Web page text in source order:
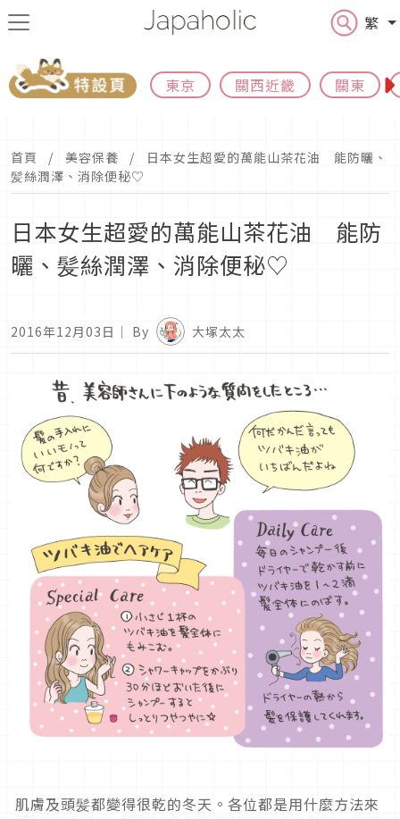
繁
東京 關西近畿 關東
首頁 美容保養
日本女生超愛的萬能山茶花油 能防曬、
髪絲潤澤、消除便秘♡
日本女生超愛的萬能山茶花油 能防
曬、髪絲潤澤、消除便秘♡
2016年12月03日 ｜ By 大塚太太
肌膚及頭髪都變得很乾的冬天。各位都是用什麼方法來